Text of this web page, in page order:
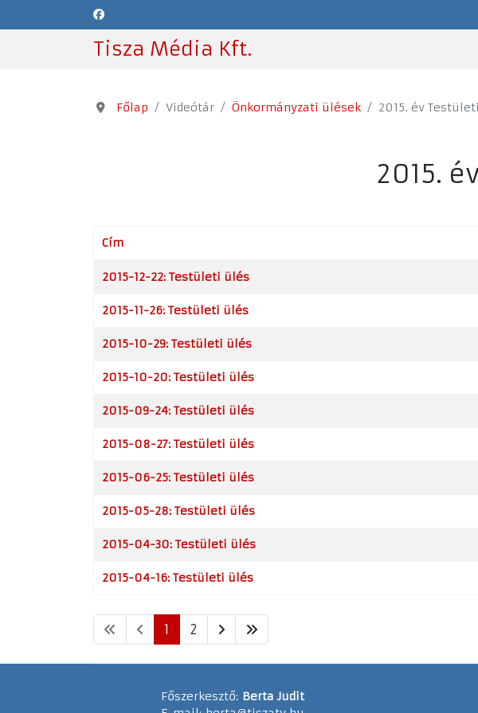
Tisza Média Kft.
Főlap Videótár Önkormányzati ülések 2015. év
2015.
Cím
2015-12-22: Testületi ülés
2015-11-26: Testületi ülés
2015-10-29: Testületi ülés
2015-10-20: Testületi ülés
2015-09-24: Testületi ülés
2015-08-27: Testületi ülés
2015-06-25: Testületi ülés
2015-05-28: Testületi ülés
2015-04-30: Testületi ülés
2015-04-16: Testületi ülés
1 2
Főszerkesztő: Berta Judit